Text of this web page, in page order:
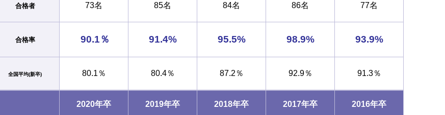
合格者 73名 85名 84名 86名 77名
合格率 90.1％ 91.4% 95.5% 98.9% 93.9%
全国平均(新卒) 80.1％ 80.4％ 87.2％ 92.9％ 91.3％
2020年卒 2019年卒 2018年卒 2017年卒 2016年卒